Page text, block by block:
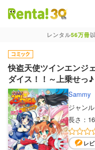
レンタル56万冊
快盗天使ツインエンジ
ダイス！！～上乗せっ♪
Sammy
ジャンル
長さ：
レ